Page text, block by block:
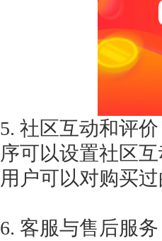
5. 社区互动和评
序可以设置社区
用户可以对购买
6. 客服与售后服
扫码沟通